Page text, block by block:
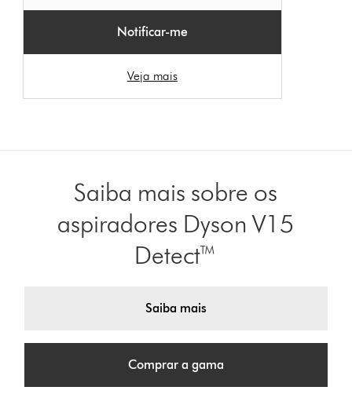
Notificar-me
Veja mais
Saiba mais sobre os
aspiradores Dyson V15
Detect™
Saiba mais
Comprar a gama